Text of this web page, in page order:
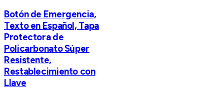
Botón de Emergencia,
Texto en Español, Tapa
Protectora de
Policarbonato Súper
Resistente,
Restablecimiento con
Llave